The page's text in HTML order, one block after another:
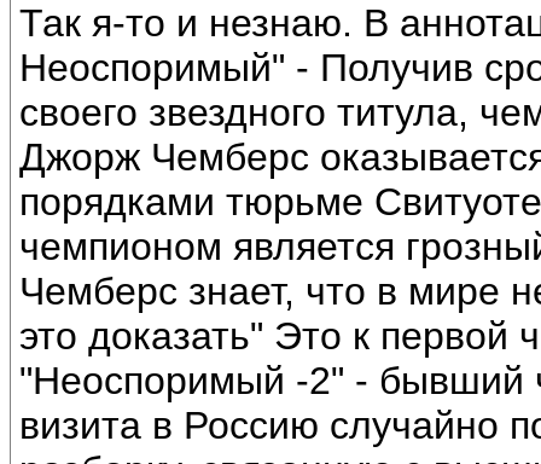
Так я-то и незнаю. В
Неоспоримый" - Получив
своего звездного титула,
Джорж Чемберс
порядками тюрьме
чемпионом является
Чемберс знает, что в мире
это доказать" Это к первой
"Неоспоримый -2" - бывший
визита в Россию случайно